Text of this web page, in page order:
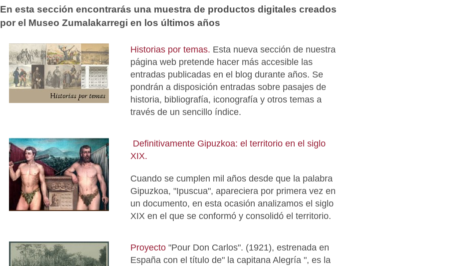
En esta sección encontrarás una muestra de productos digitales creados
por el Museo Zumalakarregi en los últimos años
Historias por temas. Esta nueva sección de nuestra
página web pretende hacer más accesible las
entradas publicadas en el blog durante años. Se
pondrán a disposición entradas sobre pasajes de
historia, bibliografía, iconografía y otros temas a
través de un sencillo índice.
Definitivamente Gipuzkoa: el territorio en el siglo
XIX.
Cuando se cumplen mil años desde que la palabra
Gipuzkoa, "Ipuscua", apareciera por primera vez en
un documento, en esta ocasión analizamos el siglo
XIX en el que se conformó y consolidó el territorio.
Proyecto"Pour Don Carlos". (1921), estrenada en
España con el título de" la capitana Alegría ", es la